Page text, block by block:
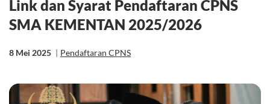
Link dan Syarat Pendaftaran CPNS
SMA KEMENTAN 2025/2026
8 Mei 2025 | Pendaftaran CPNS